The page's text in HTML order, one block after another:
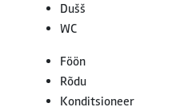
Dušš
WC
Föön
Rõdu
Konditsioneer